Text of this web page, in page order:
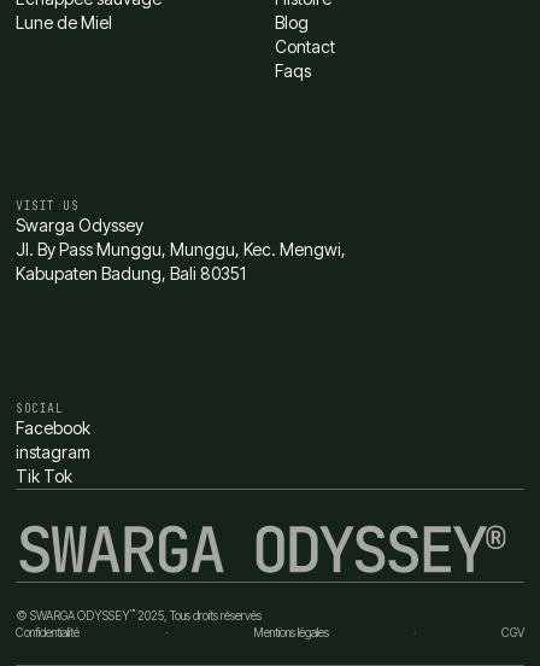
Lune de Miel
Blog
Contact
Faqs
VISIT US
Swarga Odyssey
Jl. By Pass Munggu, Munggu, Kec. Mengwi,
Kabupaten Badung, Bali 80351
SOCIAL
Facebook
instagram
Tik Tok
© SWARGA ODYSSEY™ 2025, Tous droits réservés
Confidentialité
· Mentions légales · CGV